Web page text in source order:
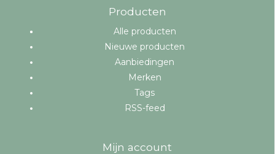
Producten
Alle producten
Nieuwe producten
Aanbiedingen
Merken
Tags
RSS-feed
Mijn account